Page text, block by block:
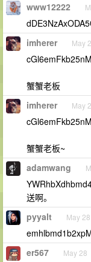
www12222
imherer May
蟹蟹老板
imherer May
蟹蟹老板~
adamwang
送啊。
pyyalt May 28
er567 May 28